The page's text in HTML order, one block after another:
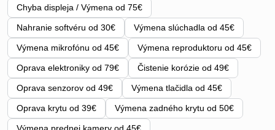
Chyba displeja / Výmena od 75€
Nahranie softvéru od 30€ Výmena slúchadla od 45€
Výmena mikrofónu od 45€ Výmena reproduktoru od 45€
Oprava elektroniky od 79€ Čistenie korózie od 49€
Oprava senzorov od 49€ Výmena tlačidla od 45€
Oprava krytu od 39€ Výmena zadného krytu od 50€
Výmena prednej kamery od 45€